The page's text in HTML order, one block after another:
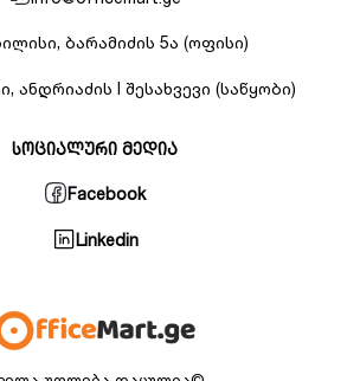
ბარამიძის 5ა (ოფისი)
ანდრიაძის I შესახვევი (საწყობი)
სოციალური მედია
Facebook
Linkedin